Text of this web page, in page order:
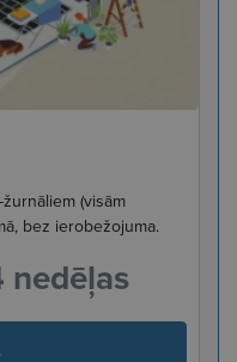
(visām
bez ierobežojuma.
nedēļas